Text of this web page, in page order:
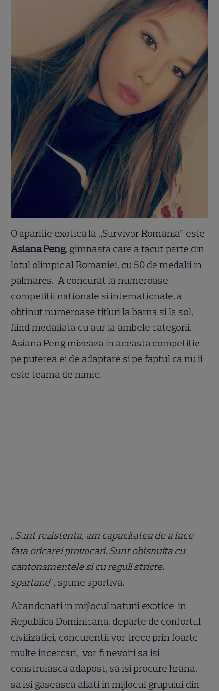
O aparitie exotica la „Survivor Romania” este
Asiana Peng, gimnasta care a facut parte din
lotul olimpic al Romaniei, cu 50 de medalii in
palmares. A concurat la numeroase
competitii nationale si internationale, a
obtinut numeroase titluri la barna si la sol,
fiind medaliata cu aur la ambele categorii.
Asiana Peng mizeaza in aceasta competitie
pe puterea ei de adaptare si pe faptul ca nu ii
este teama de nimic.
„Sunt rezistenta, am capacitatea de a face
fata oricarei provocari. Sunt obisnuita cu
cantonamentele si cu reguli stricte,
spartane”, spune sportiva.
Abandonati in mijlocul naturii exotice, in
Republica Dominicana, departe de confortul
civilizatiei, concurentii vor trece prin foarte
multe incercari, vor fi nevoiti sa isi
construiasca adapost, sa isi procure hrana,
sa isi gaseasca aliati in mijlocul grupului din